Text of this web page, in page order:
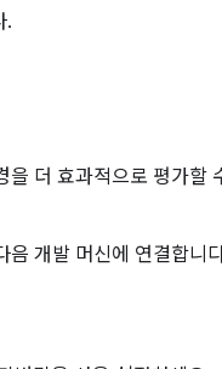
.
더 효과적으로 평가할
음 개발 머신에 연결합니